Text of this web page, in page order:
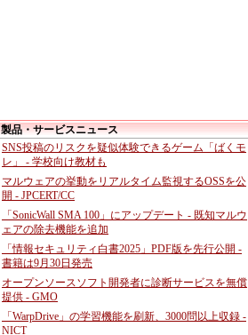
製品・サービスニュース
SNS投稿のリスクを疑似体験できるゲーム「ばくモ
レ」 - 学校向け教材も
マルウェアの挙動をリアルタイム監視するOSSを公
開 - JPCERT/CC
「SonicWall SMA 100」にアップデート - 既知マルウ
ェアの除去機能を追加
「情報セキュリティ白書2025」PDF版を先行公開 -
書籍は9月30日発売
オープンソースソフト開発者に診断サービスを無償
提供 - GMO
「WarpDrive」の学習機能を刷新、3000問以上収録 -
NICT